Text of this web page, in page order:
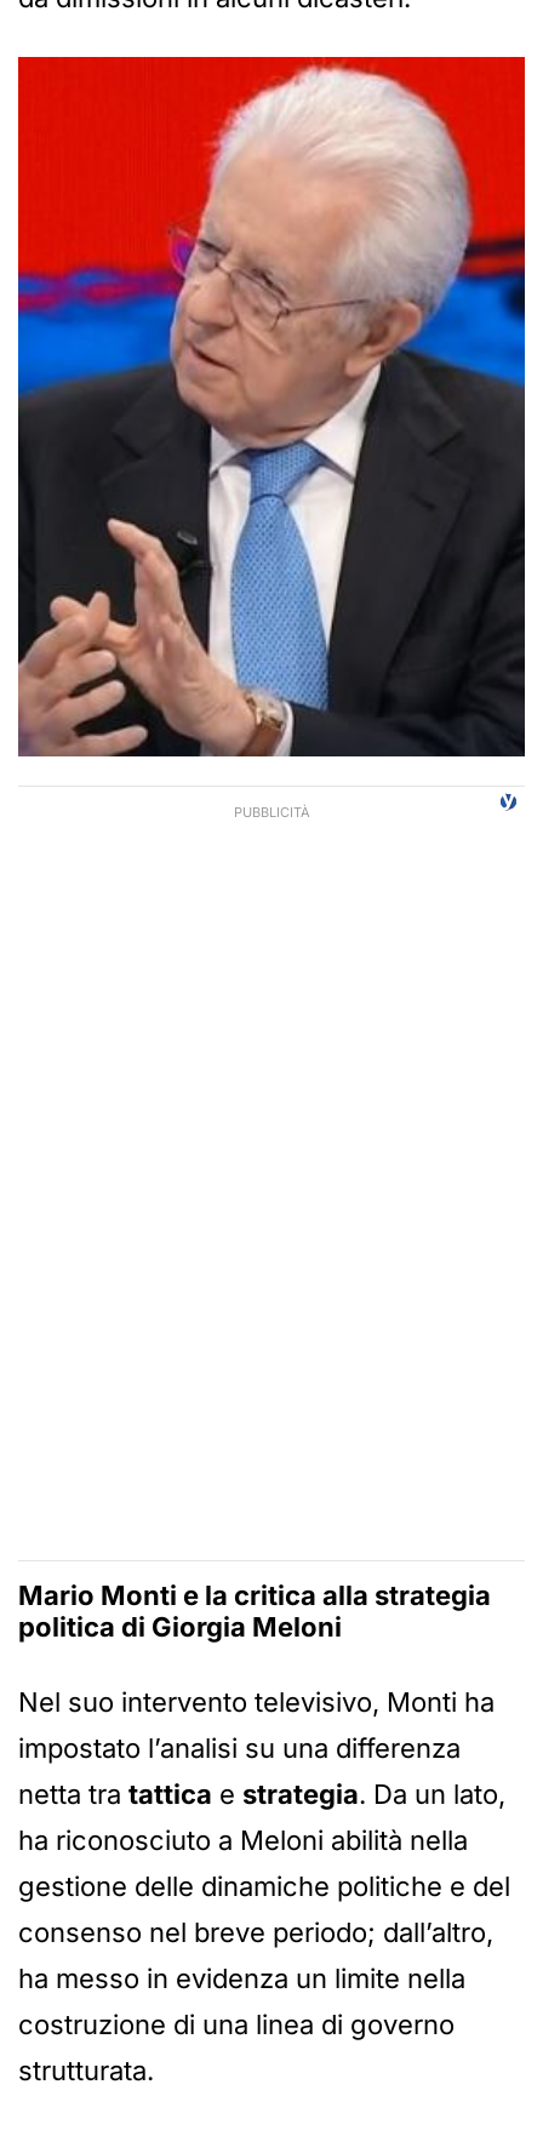
Mario Monti e la critica alla strategia
politica di Giorgia Meloni
Nel suo intervento televisivo, Monti ha
impostato l’analisi su una differenza
netta tra tattica e strategia. Da un lato,
ha riconosciuto a Meloni abilità nella
gestione delle dinamiche politiche e del
consenso nel breve periodo; dall’altro,
ha messo in evidenza un limite nella
costruzione di una linea di governo
strutturata.